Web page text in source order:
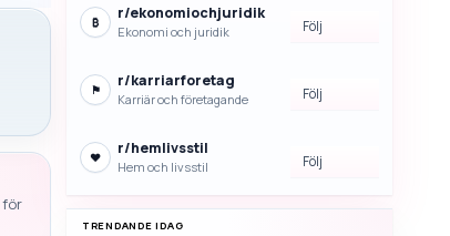
för
₿ r/ekonomiochjuridik
Ekonomi och juridik Följ
⚑ r/karriarforetag
Karriär och företagande Följ
♥ r/hemlivsstil
Hem och livsstil Följ
TRENDANDE IDAG